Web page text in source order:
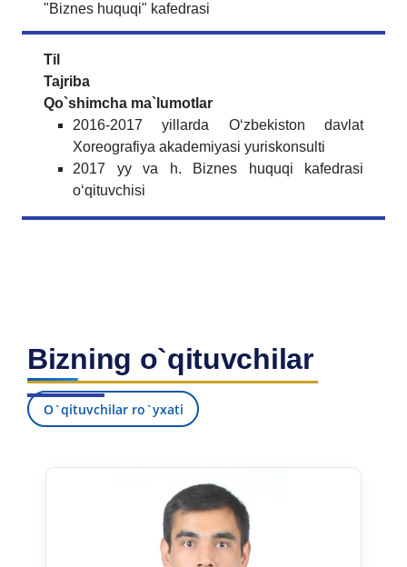
"Biznes huquqi" kafedrasi
Til
Tajriba
Qo`shimcha ma`lumotlar
2016-2017 yillarda Oʻzbekiston davlat
Xoreografiya akademiyasi yuriskonsulti
2017 yy va h. Biznes huquqi kafedrasi
oʻqituvchisi
Bizning o`qituvchilar
O`qituvchilar ro`yxati